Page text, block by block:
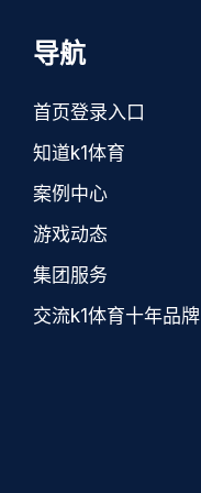
导航
首页登录入口
知道k1体育
案例中心
游戏动态
集团服务
交流k1体育十年品牌